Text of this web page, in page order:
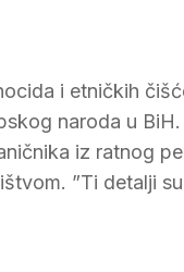
i etničkih
naroda u
iz ratnog
”Ti detalji